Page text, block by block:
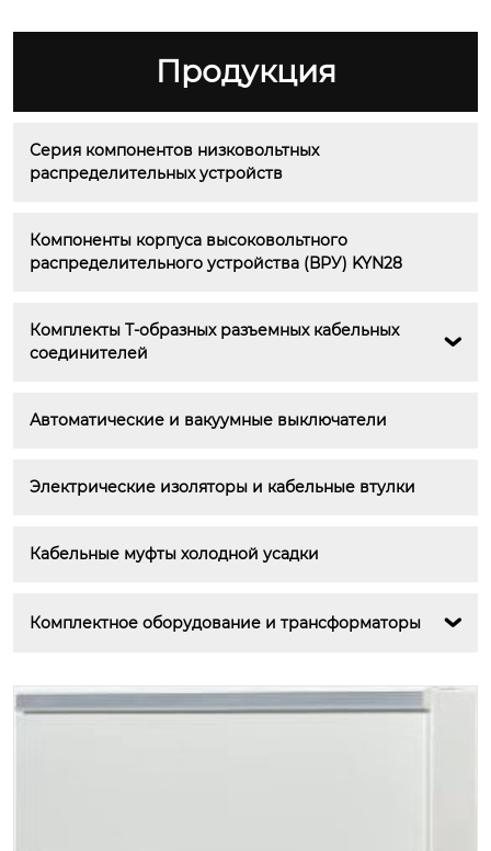
Продукция
Серия компонентов низковольтных
распределительных устройств
Компоненты корпуса высоковольтного
распределительного устройства (ВРУ) KYN28
Комплекты Т-образных разъемных кабельных
соединителей

Автоматические и вакуумные выключатели
Электрические изоляторы и кабельные втулки
Кабельные муфты холодной усадки
Комплектное оборудование и трансформаторы 